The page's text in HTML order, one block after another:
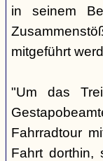
in seinem
mitgeführt
"Um das
Fahrradtour
Fahrt dorthin,